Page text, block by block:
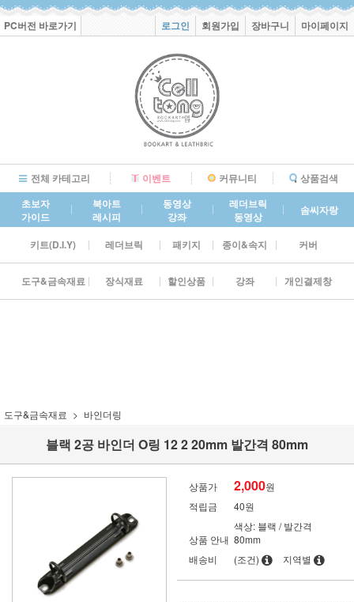
PC버전 바로가기 로그인 회원가입 장바구니 마이페이지
전체 카테고리 이벤트 커뮤니티
상품검색
초보자
가이드
북아트
레시피
동영상
강좌
레더브릭
동영상
솜씨자랑
키트(D.I.Y) 레더브릭 패키지 종이&속지 커버
도구&금속재료 장식재료 할인상품 강좌 개인결제창
도구&금속재료 바인더링
블랙 2공 바인더 O링 12 2 20mm 발간격 80mm
상품가 2,000원
적립금
40원
상품 안내
색상: 블랙 / 발간격
80mm
배송비
(조건) 지역별